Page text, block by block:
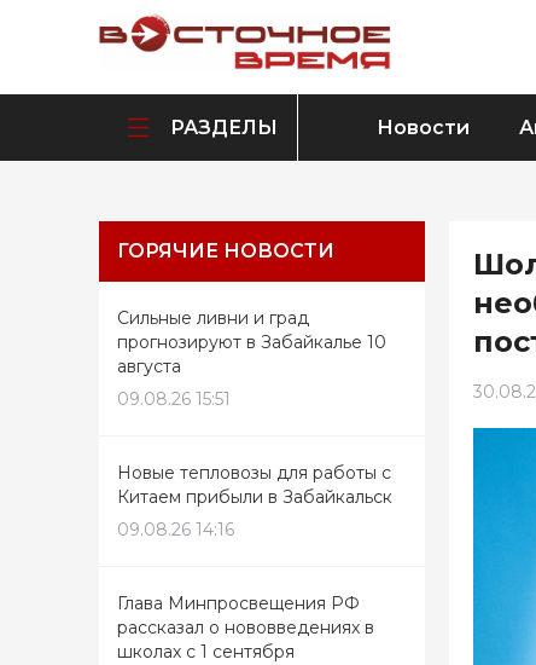
РАЗДЕЛЫ Новости
ГОРЯЧИЕ НОВОСТИ
Сильные ливни и град
прогнозируют в Забайкалье 10
августа
09.08.26 15:51
Новые тепловозы для работы с
Китаем прибыли в Забайкальск
09.08.26 14:16
Глава Минпросвещения РФ
рассказал о нововведениях в
школах с 1 сентября